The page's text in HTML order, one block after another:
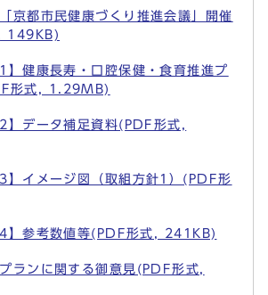
京都市民健康づくり推進会議」開催
149KB)
】健康長寿・口腔保健・食育推進プ
形式, 1.29MB)
】データ補足資料(PDF形式,
3】イメージ図（取組方針1）(PDF形
4】参考数値等(PDF形式, 241KB)
ランに関する御意見(PDF形式,